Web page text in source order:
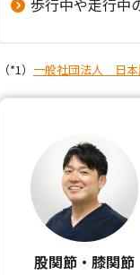
歩行中や走行中
（*1） 一般社団法人 日本
股関節・膝関節